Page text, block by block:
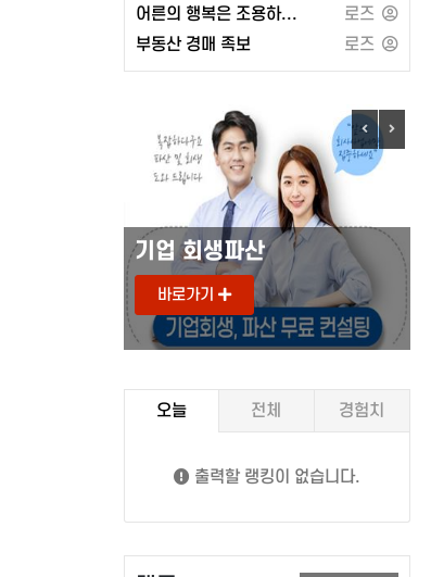
어른의 행복은 조용하다 (페이지2북스)
로즈
부동산 경매 족보
로즈
도로안전유도원
바로가기
오늘 전체 경험치
출력할 랭킹이 없습니다.